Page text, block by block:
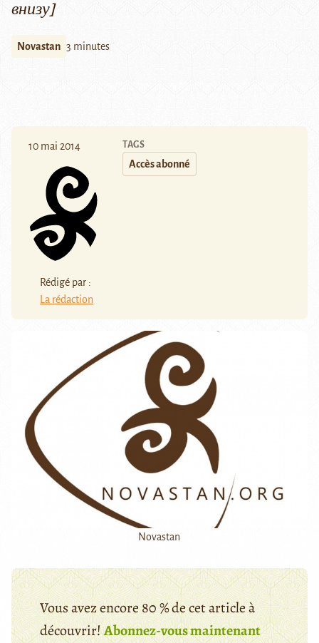
внизу]
Novastan 3 minutes
10 mai 2014
Rédigé par :
La rédaction
TAGS
Accès abonné
Novastan
Vous avez encore 80 % de cet article à
découvrir!Abonnez-vous maintenant